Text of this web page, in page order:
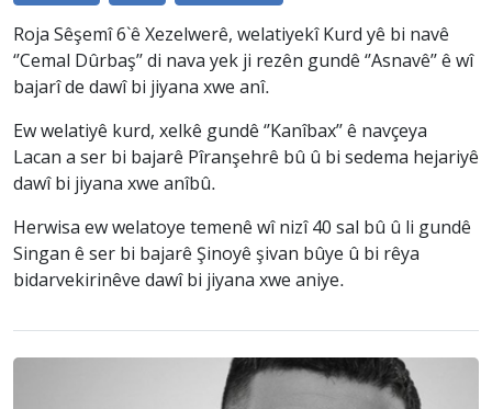
Roja Sêşemî 6`ê Xezelwerê, welatiyekî Kurd yê bi navê
‘’Cemal Dûrbaş’’ di nava yek ji rezên gundê ‘’Asnavê’’ ê wî
bajarî de dawî bi jiyana xwe anî.
Ew welatiyê kurd, xelkê gundê ‘’Kanîbax’’ ê navçeya
Lacan a ser bi bajarê Pîranşehrê bû û bi sedema hejariyê
dawî bi jiyana xwe anîbû.
Herwisa ew welatoye temenê wî nizî 40 sal bû û li gundê
Singan ê ser bi bajarê Şinoyê şivan bûye û bi rêya
bidarvekirinêve dawî bi jiyana xwe aniye.